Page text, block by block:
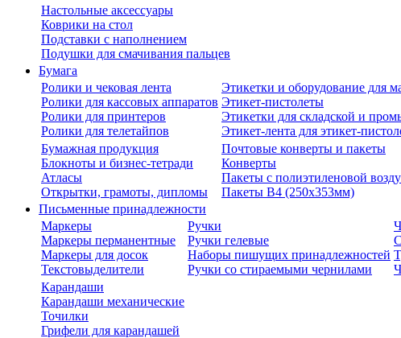
Настольные аксессуары
Коврики на стол
Подставки с наполнением
Подушки для смачивания пальцев
Бумага
Ролики и чековая лента
Ролики для кассовых аппаратов
Ролики для принтеров
Ролики для телетайпов
Этикетки и оборудование для
Этикет-пистолеты
Этикетки для складской и
Этикет-лента для этикет-
Бумажная продукция
Блокноты и бизнес-тетради
Атласы
Открытки, грамоты, дипломы
Почтовые конверты и пакеты
Конверты
Пакеты с полиэтиленовой
Пакеты В4 (250х353мм)
Письменные принадлежности
Маркеры
Маркеры перманентные
Маркеры для досок
Текстовыделители
Ручки
Ручки гелевые
Наборы пишущих принадлежностей
Ручки со стираемыми чернилами
Карандаши
Карандаши механические
Точилки
Грифели для карандашей